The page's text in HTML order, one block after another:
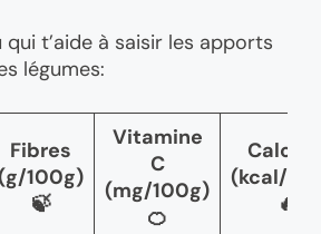
t’aide à saisir les apports
légumes:
Fibres
100g)
🍃
Vitamine
C
(mg/100g)
🍊
(kcal/
🔥